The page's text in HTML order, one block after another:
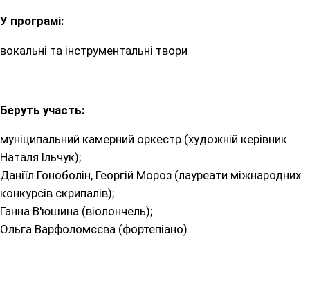
У програмі:
вокальні та інструментальні твори
Беруть участь:
муніципальний камерний оркестр (художній керівник
Наталя Ільчук);
Даніїл Гоноболін, Георгій Мороз (лауреати міжнародних
конкурсів скрипалів);
Ганна В'юшина (віолончель);
Ольга Варфоломєєва (фортепіано).